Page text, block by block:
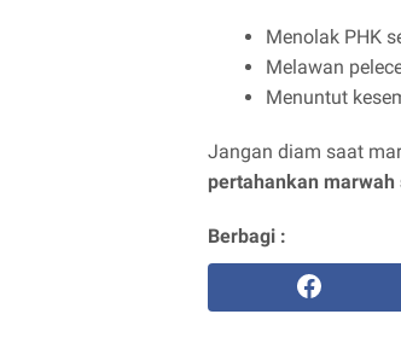
Menolak PHK
Melawan
Menuntut
Jangan diam saat
pertahankan
Berbagi :